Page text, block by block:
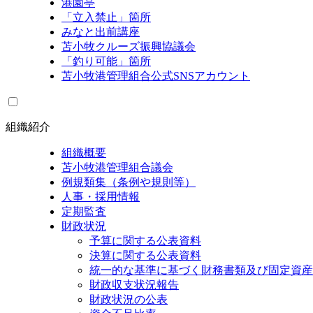
港園亭
「立入禁止」箇所
みなと出前講座
苫小牧クルーズ振興協議会
「釣り可能」箇所
苫小牧港管理組合公式SNSアカウント
組織紹介
組織概要
苫小牧港管理組合議会
例規類集（条例や規則等）
人事・採用情報
定期監査
財政状況
予算に関する公表資料
決算に関する公表資料
統一的な基準に基づく財務書類及び固定資
財政収支状況報告
財政状況の公表